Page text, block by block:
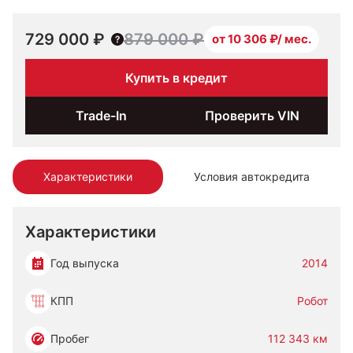
Характеристики Условия автокредита
Характеристики
Год выпуска 2014
КПП Робот
Пробег 112 343 км
729 000 ₽ 879 000 ₽ от 10 306 ₽/ мес.
Купить в кредит
Trade-In Проверить VIN